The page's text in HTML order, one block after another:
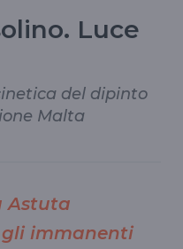
Luce
del dipinto
Malta
Astuta
immanenti